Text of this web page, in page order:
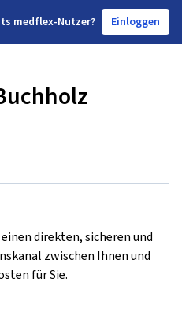
medflex-Nutzer? Einloggen
direkten, sicheren und
zwischen Ihnen und
für Sie.